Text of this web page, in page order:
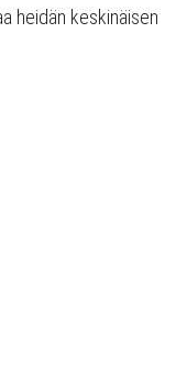
heidän keskinäisen